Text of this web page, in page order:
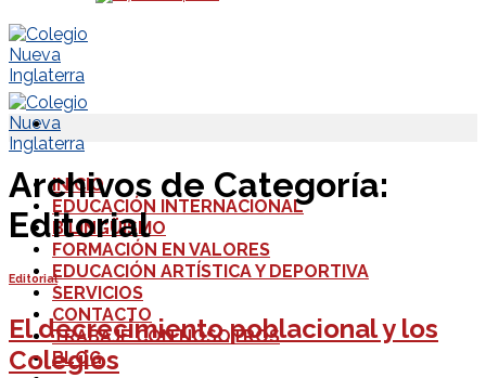
INICIO
EDUCACIÓN INTERNACIONAL
BILINGÜISMO
FORMACIÓN EN VALORES
EDUCACIÓN ARTÍSTICA Y DEPORTIVA
SERVICIOS
CONTACTO
TRABAJE CON NOSOTROS
BLOG
Archivos de Categoría:
Editorial
Editorial
El decrecimiento poblacional y los
Colegios